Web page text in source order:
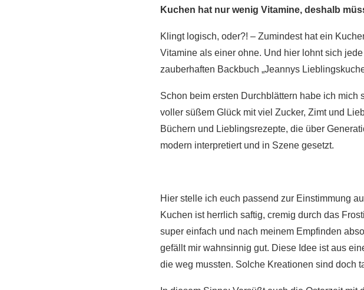
Kuchen hat nur wenig Vitamine, deshalb
Klingt logisch, oder?! – Zumindest hat ein
Vitamine als einer ohne. Und hier lohnt sich
zauberhaften Backbuch „Jeannys
Schon beim ersten Durchblättern habe ich
voller süßem Glück mit viel Zucker, Zimt und
Büchern und Lieblingsrezepte, die über
modern interpretiert und in Szene gesetzt.
Hier stelle ich euch passend zur Einstimmung
Kuchen ist herrlich saftig, cremig durch das
super einfach und nach meinem Empfinden
gefällt mir wahnsinnig gut. Diese Idee ist aus
die weg mussten. Solche Kreationen sind doch